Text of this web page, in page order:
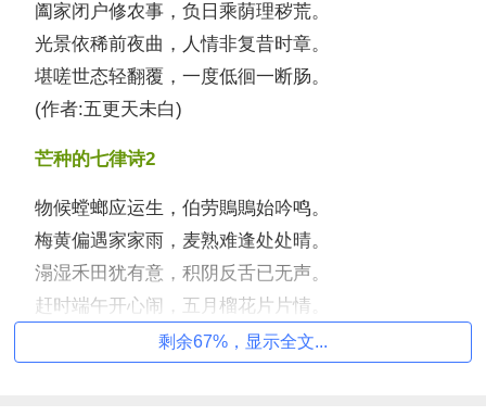
阖家闭户修农事，负日乘荫理秽荒。
光景依稀前夜曲，人情非复昔时章。
堪嗟世态轻翻覆，一度低徊一断肠。
(作者:五更天未白)
芒种的七律诗2
物候螳螂应运生，伯劳鵙鵙始吟鸣。
梅黄偏遇家家雨，麦熟难逢处处晴。
溻湿禾田犹有意，积阴反舌已无声。
赶时端午开心闹，五月榴花片片情。
剩余67%，显示全文...